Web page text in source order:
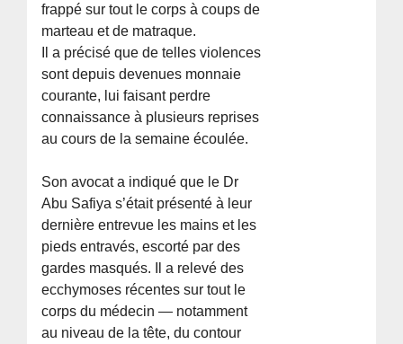
frappé sur tout le corps à coups de
marteau et de matraque.
Il a précisé que de telles violences
sont depuis devenues monnaie
courante, lui faisant perdre
connaissance à plusieurs reprises
au cours de la semaine écoulée.
Son avocat a indiqué que le Dr
Abu Safiya s’était présenté à leur
dernière entrevue les mains et les
pieds entravés, escorté par des
gardes masqués. Il a relevé des
ecchymoses récentes sur tout le
corps du médecin — notamment
au niveau de la tête, du contour